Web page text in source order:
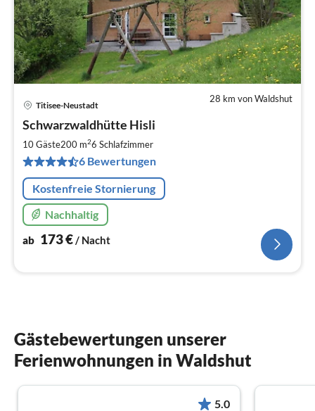
28 km von Waldshut
Titisee-Neustadt
Schwarzwaldhütte Hisli
10 Gäste200 m26 Schlafzimmer
6 Bewertungen
Kostenfreie Stornierung
Nachhaltig
ab 173€ / Nacht
Gästebewertungen unserer
Ferienwohnungen in Waldshut
5.0